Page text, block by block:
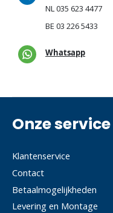
NL035 623 4477
BE 03 226 5433
Whatsapp
Onze service
Klantenservice
Contact
Betaalmogelijkheden
Levering en Montage